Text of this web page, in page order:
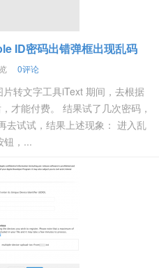
ID密码出错弹框出现乱码
0评论
转文字工具iText 期间，去根据
才能付费。 结果试了几次密码，
去试试，结果上述现象： 进入乱
钮，...